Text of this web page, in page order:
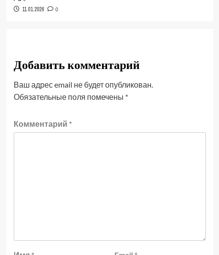
11.01.2026 0
Добавить комментарий
Ваш адрес email не будет опубликован.
Обязательные поля помечены *
Комментарий *